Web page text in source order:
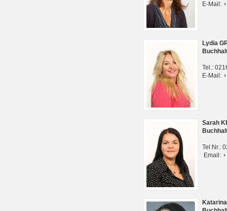
E-Mail:
Lydia
Tel.:
E-Mail:
Sarah
Tel:Nr.:
Email: